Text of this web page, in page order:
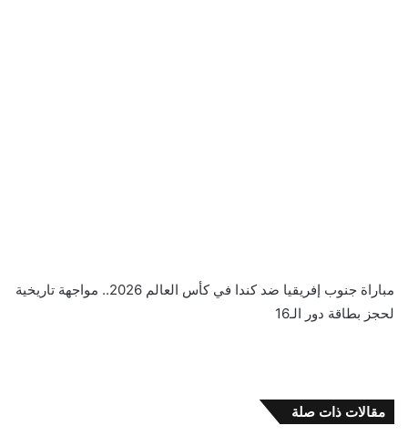
مباراة جنوب إفريقيا ضد كندا في كأس العالم 2026.. مواجهة تاريخية
لحجز بطاقة دور الـ16
مقالات ذات صلة